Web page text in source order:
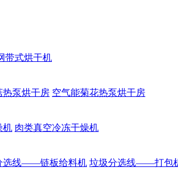
带式烘干机
热泵烘干房 空气能菊花热泵烘干房
机 肉类真空冷冻干燥机
选线——链板给料机 垃圾分选线——打包